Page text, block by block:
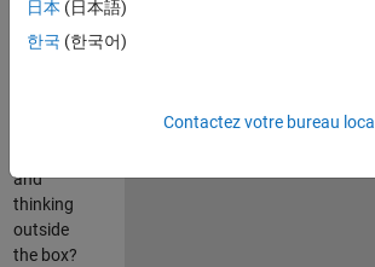
Do you
and
thinking
outside
the box?
日本 (日本語)
한국 (한국어)
Contactez votre bureau local